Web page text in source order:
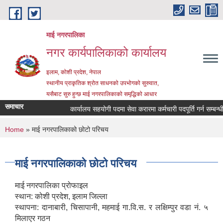
Skip to main content
माई नगरपालिका
नगर कार्यपालिकाको कार्यालय
इलाम, कोशी प्रदेश, नेपाल
स्थानीय प्राकृतिक श्रोत साधनको उपभोगको सुरुवात,
यसैबाट सुरु हुन्छ माई नगरपालिकाको समृद्धिको आधार
समाचार कार्यालय सहयोगी पदमा सेवा करारमा कर्मचारी पदपूर्ति गर्न सम्बन्धी
You are here
Home » माई नगरपालिकाको छोटो परिचय
माई नगरपालिकाको छोटो परिचय
माई नगरपालिका प्रोफाइल
स्थान: कोशी प्रदेश, इलाम जिल्ला
स्थापना: दानाबारी, चिसापानी, महमाई गा.वि.स. र लक्षिम्पुर वडा नं. ५
मिलाएर गठन